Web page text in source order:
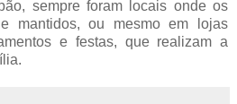
sempre foram locais onde os
mantidos, ou mesmo em lojas
e festas, que realizam a